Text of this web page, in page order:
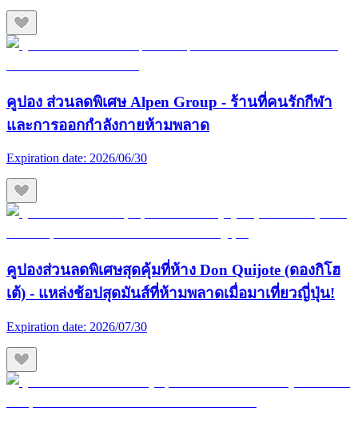
คูปอง ส่วนลดพิเศษ Alpen Group - ร้านที่คนรักกีฬา
และการออกกำลังกายห้ามพลาด
Expiration date: 2026/06/30
คูปองส่วนลดพิเศษสุดคุ้มที่ห้าง Don Quijote (ดองกิโฮ
เต้) - แหล่งช้อปสุดมันส์ที่ห้ามพลาดเมื่อมาเที่ยวญี่ปุ่น!
Expiration date: 2026/07/30